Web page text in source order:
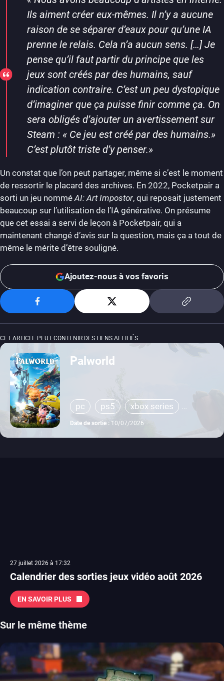
Ils aiment créer eux-mêmes. Il n’y a aucune
raison de se séparer d’eaux pour qu’une IA
prenne le relais. Cela n’a aucun sens. […]Je
pense qu’il faut partir du principe que les
jeux sont créés par des humains, sauf
indication contraire. C’est un peu dystopique
d’imaginer que ça puisse finir comme ça. On
sera obligés d’ajouter un avertissement sur
Steam : « Ce jeu est créé par des humains.»
C’est plutôt triste d’y penser.»
Un constat que l’on peut partager, même si c’est le moment
de ressortir le placard des archives. En 2022, Pocketpair a
sorti un jeu nommé AI: Art Impostor, qui reposait justement
beaucoup sur l’utilisation de l’IA générative. On présume
que cet essai a servi de leçon à Pocketpair, qui a
maintenant changé d’avis sur la question, mais ça a tout de
même le mérite d’être souligné.
Ajoutez-nous à vos favoris
CET ARTICLE PEUT CONTENIR DES LIENS AFFILIÉS
Palworld
pc ps5
xbox series
xbox one
Date de sortie : 10/07/2026
27 juillet 2026 à 17:32
Calendrier des sorties jeux vidéo août 2026
EN SAVOIR PLUS
Sur le même thème